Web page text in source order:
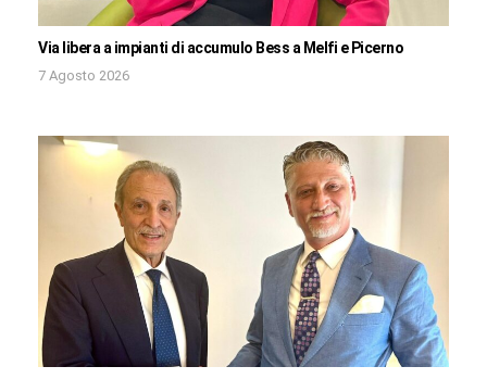
Via libera a impianti di accumulo Bess a Melfi e Picerno
7 Agosto 2026